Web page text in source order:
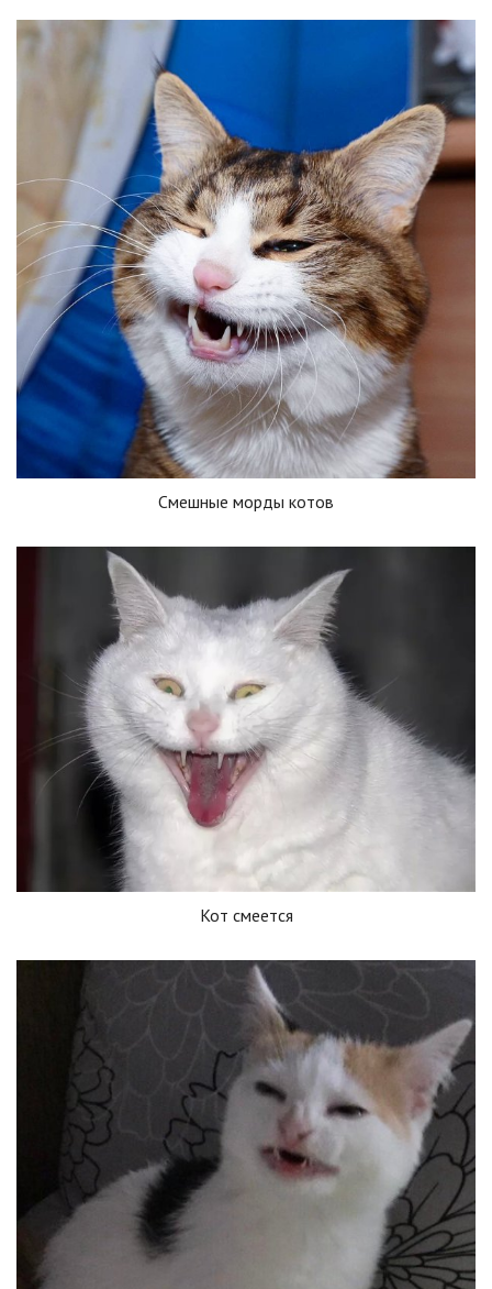
Смешные морды котов
Кот смеется